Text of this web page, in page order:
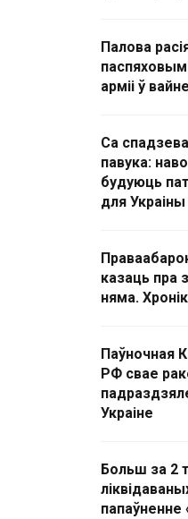
Палова
арміі ў
Са
павука:
будуюць
для Украіны
казаць пра
няма.
Паўночная
РФ свае
Украіне
Больш за 2
папаўненне